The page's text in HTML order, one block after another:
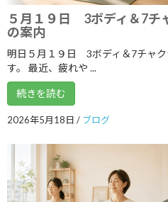
2018年10月
2018年9月
2018年5月
2018年4月
５月１９日 3ボディ＆7チ
の案内
明日５月１９日 3ボディ＆7チャク
す。 最近、疲れや ...
続きを読む
2026年5月18日 / ブログ